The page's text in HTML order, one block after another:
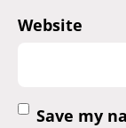
Website
Save my